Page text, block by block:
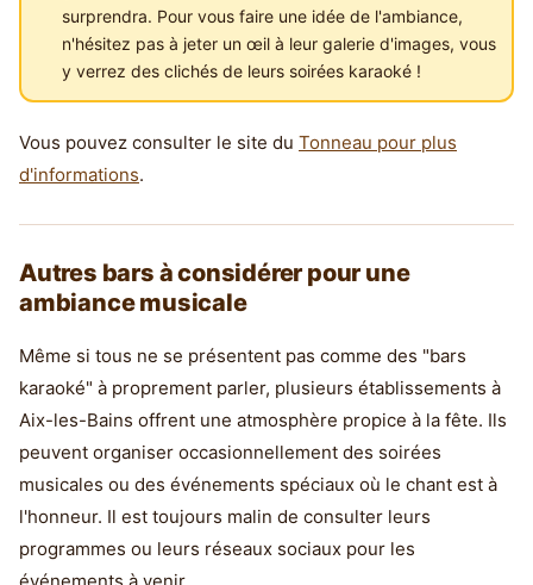
surprendra. Pour vous faire une idée de l'ambiance,
n'hésitez pas à jeter un œil à leur galerie d'images, vous
y verrez des clichés de leurs soirées karaoké !
Vous pouvez consulter le site du Tonneau pour plus
d'informations.
Autres bars à considérer pour une
ambiance musicale
Même si tous ne se présentent pas comme des "bars
karaoké" à proprement parler, plusieurs établissements à
Aix-les-Bains offrent une atmosphère propice à la fête. Ils
peuvent organiser occasionnellement des soirées
musicales ou des événements spéciaux où le chant est à
l'honneur. Il est toujours malin de consulter leurs
programmes ou leurs réseaux sociaux pour les